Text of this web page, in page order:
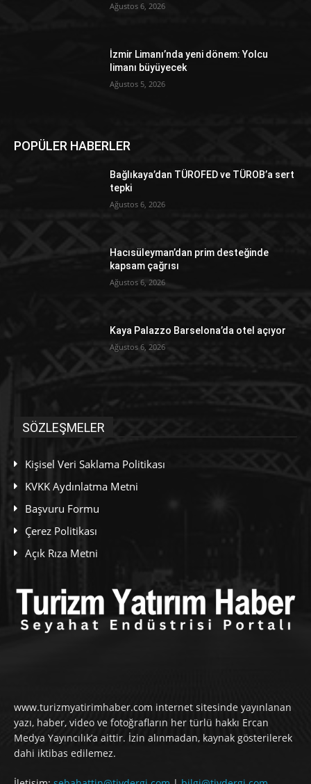
Ağustos 6, 2026
İzmir Limanı’nda yeni dönem: Yolcu
limanı büyüyecek
Ağustos 5, 2026
POPÜLER HABERLER
Bağlıkaya’dan TÜROFED ve TÜROB’a sert
tepki
Ağustos 6, 2026
Hacısüleyman’dan prim desteğinde
kapsam çağrısı
Ağustos 6, 2026
Kaya Palazzo Barselona’da otel açıyor
Ağustos 6, 2026
SÖZLEŞMELER
Kişisel Veri Saklama Politikası
KVKK Aydınlatma Metni
Başvuru Formu
Çerez Politikası
Açık Rıza Metni
www.turizmyatirimhaber.com internet sitesinde yayınlanan
yazı, haber, video ve fotoğrafların her türlü hakkı Ercan
Medya Yayıncılık’a aittir. İzin alınmadan, kaynak gösterilerek
dahi iktibas edilemez.